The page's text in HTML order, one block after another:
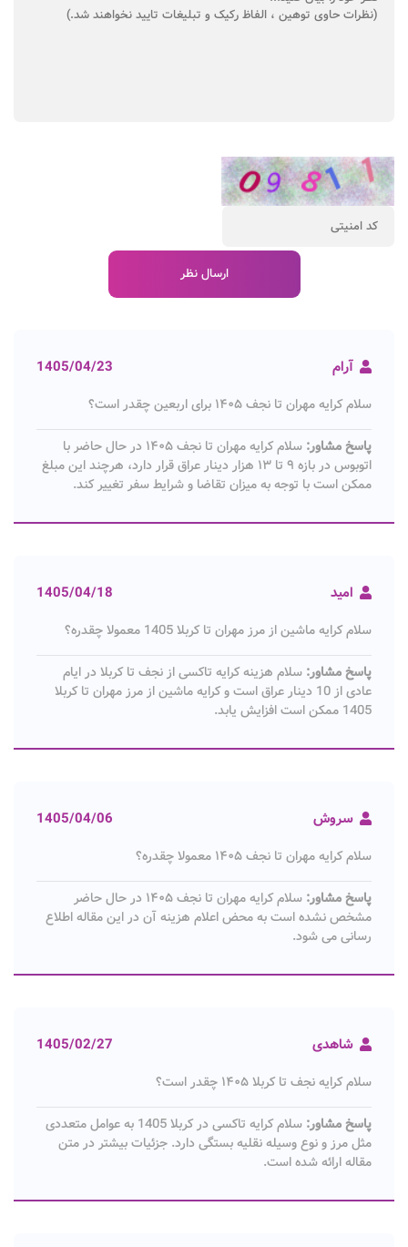
آرام 1405/04/23
سلام کرایه مهران تا نجف ۱۴۰۵ برای اربعین چقدر است؟
پاسخ مشاور:
سلام کرایه مهران تا نجف ۱۴۰۵ در حال حاضر با
اتوبوس در بازه ۹ تا ۱۳ هزار دینار عراق قرار دارد، هرچند این مبلغ
ممکن است با توجه به میزان تقاضا و شرایط سفر تغییر کند.
امید 1405/04/18
سلام کرایه ماشین از مرز مهران تا کربلا 1405 معمولا چقدره؟
پاسخ مشاور: سلام هزینه کرایه تاکسی از نجف تا کربلا در ایام
عادی از 10 دینار عراق است و کرایه ماشین از مرز مهران تا کربلا
1405 ممکن است افزایش یابد.
سروش 1405/04/06
سلام کرایه مهران تا نجف ۱۴۰۵ معمولا چقدره؟
پاسخ مشاور:
سلام کرایه مهران تا نجف ۱۴۰۵ در حال حاضر
مشخص نشده است به محض اعلام هزینه آن در این مقاله اطلاع
رسانی می شود.
شاهدی 1405/02/27
سلام کرایه نجف تا کربلا ۱۴۰۵ چقدر است؟
پاسخ مشاور:
سلام کرایه تاکسی در کربلا 1405 به عوامل متعددی
مثل مرز و نوع وسیله نقلیه بستگی دارد. جزئیات بیشتر در متن
مقاله ارائه شده است.